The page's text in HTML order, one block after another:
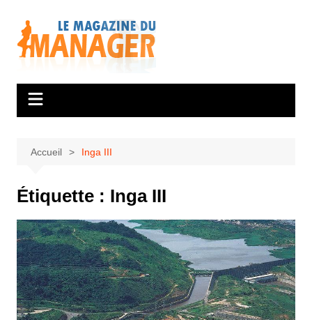
contenu
Accueil Inga III
Étiquette : Inga III